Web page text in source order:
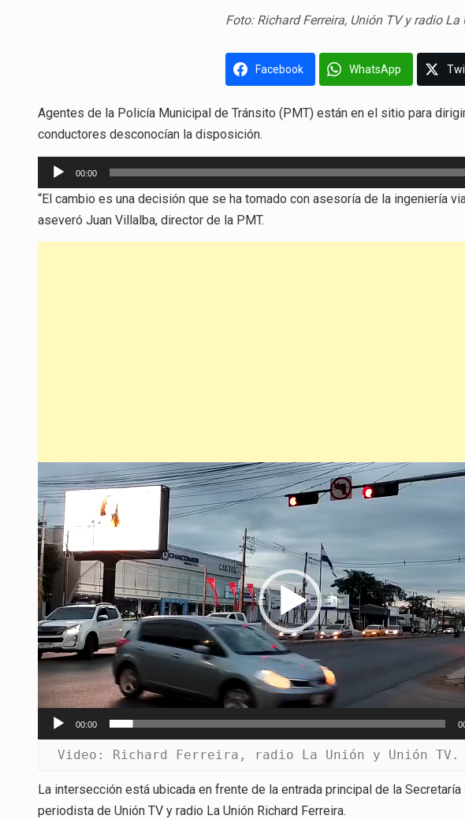
Foto: Richard Ferreira, Unión TV y radio La
Facebook WhatsApp
Agentes de la Policía Municipal de Tránsito (PMT) están en el sitio para
conductores desconocían la disposición.
Reproductor
de
audio
00:00
“El cambio es una decisión que se ha tomado con asesoría de la ingeniería
aseveró Juan Villalba, director de la PMT.
Reproductor
de
video
00:00
Video: Richard Ferreira, radio La Unión y Unión TV.
La intersección está ubicada en frente de la entrada principal de la
periodista de Unión TV y radio La Unión Richard Ferreira.